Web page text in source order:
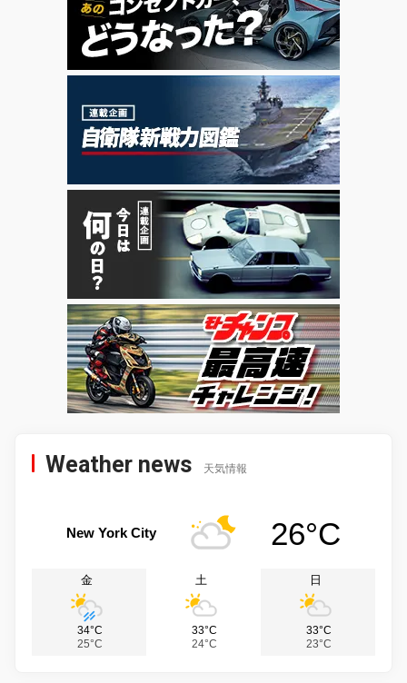
Weather news 天気情報
New York City 26°C
金
34°C
25°C
土
33°C
24°C
日
33°C
23°C